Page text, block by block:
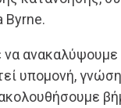
Byrne.
ανακαλύψουμε
υπομονή, γνώση